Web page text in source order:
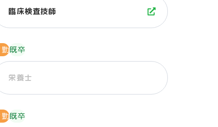
臨床検査技師
既卒
栄養士
既卒